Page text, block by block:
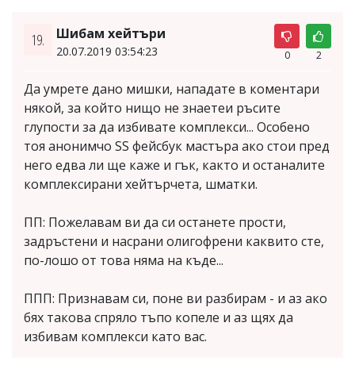
19. Шибам хейтъри
20.07.2019 03:54:23 0 2
Да умрете дано мишки, нападате в коментари
някой, за който нищо не знаетеи ръсите
глупости за да избивате комплекси... Особено
тоя анонимчо SS фейсбук мастъра ако стои пред
него едва ли ще каже и гък, както и останалите
комплексирани хейтърчета, шматки.
ПП: Пожелавам ви да си останете прости,
задръстени и насрани олигофрени каквито сте,
по-лошо от това няма на къде...
ППП: Признавам си, поне ви разбирам - и аз ако
бях такова спряло тъпо копеле и аз щях да
избивам комплекси като вас.